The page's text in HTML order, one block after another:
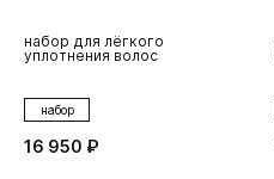
набор для лёгкого
уплотнения волос
набор
16 950 ₽